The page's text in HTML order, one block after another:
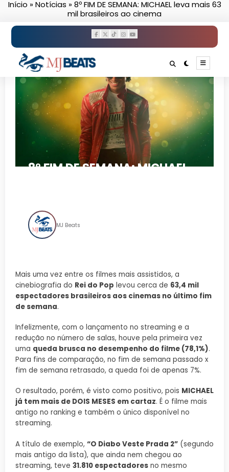
PularInício »Notícias »8º FIM DE SEMANA: MICHAEL leva mais 63
mil brasileiros ao cinema
8º FIM DE SEMANA: MICHAEL
MJ Beats
Mais uma vez entre os filmes mais assistidos, a
cinebiografia do Rei do Pop levou cerca de 63,4 mil
espectadores brasileiros aos cinemas no último fim
de semana.
Infelizmente, com o lançamento no streaming e a
redução no número de salas, houve pela primeira vez
uma queda brusca no desempenho do filme (78,1%).
Para fins de comparação, no fim de semana passado x
fim de semana retrasado, a queda foi de apenas 7%.
O resultado, porém, é visto como positivo, pois MICHAEL
já tem mais de DOIS MESES em cartaz. É o filme mais
antigo no ranking e também o único disponível no
streaming.
A título de exemplo, “O Diabo Veste Prada 2” (segundo
mais antigo da lista), que ainda nem chegou ao
streaming, teve 31.810 espectadores no mesmo